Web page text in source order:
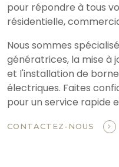
pour répondre à tous
résidentielle,
Nous sommes
génératrices, la mise à
et l'installation de
électriques. Faites
pour un service rapide
CONTACTEZ-NOUS